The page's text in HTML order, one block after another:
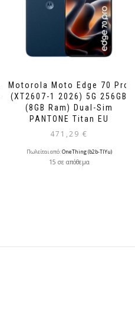
Motorola Moto Edge 70 Pro
(XT2607-1 2026) 5G 256GB
(8GB Ram) Dual-Sim
PANTONE Τitan EU
471,29 €
Πωλείται από:OneThing (b2b-TlYu)
15 σε απόθεμα